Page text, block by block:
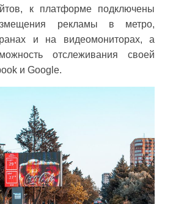
к платформе подключены
рекламы в метро,
и на видеомониторах, а
отслеживания своей
и Google.